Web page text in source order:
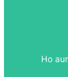
Ho